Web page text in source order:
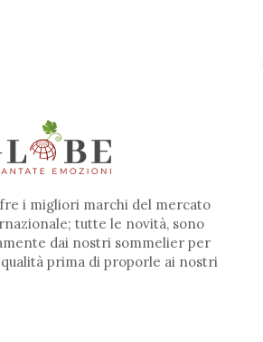
i migliori marchi del mercato
tutte le novità, sono
dai nostri sommelier per
prima di proporle ai nostri